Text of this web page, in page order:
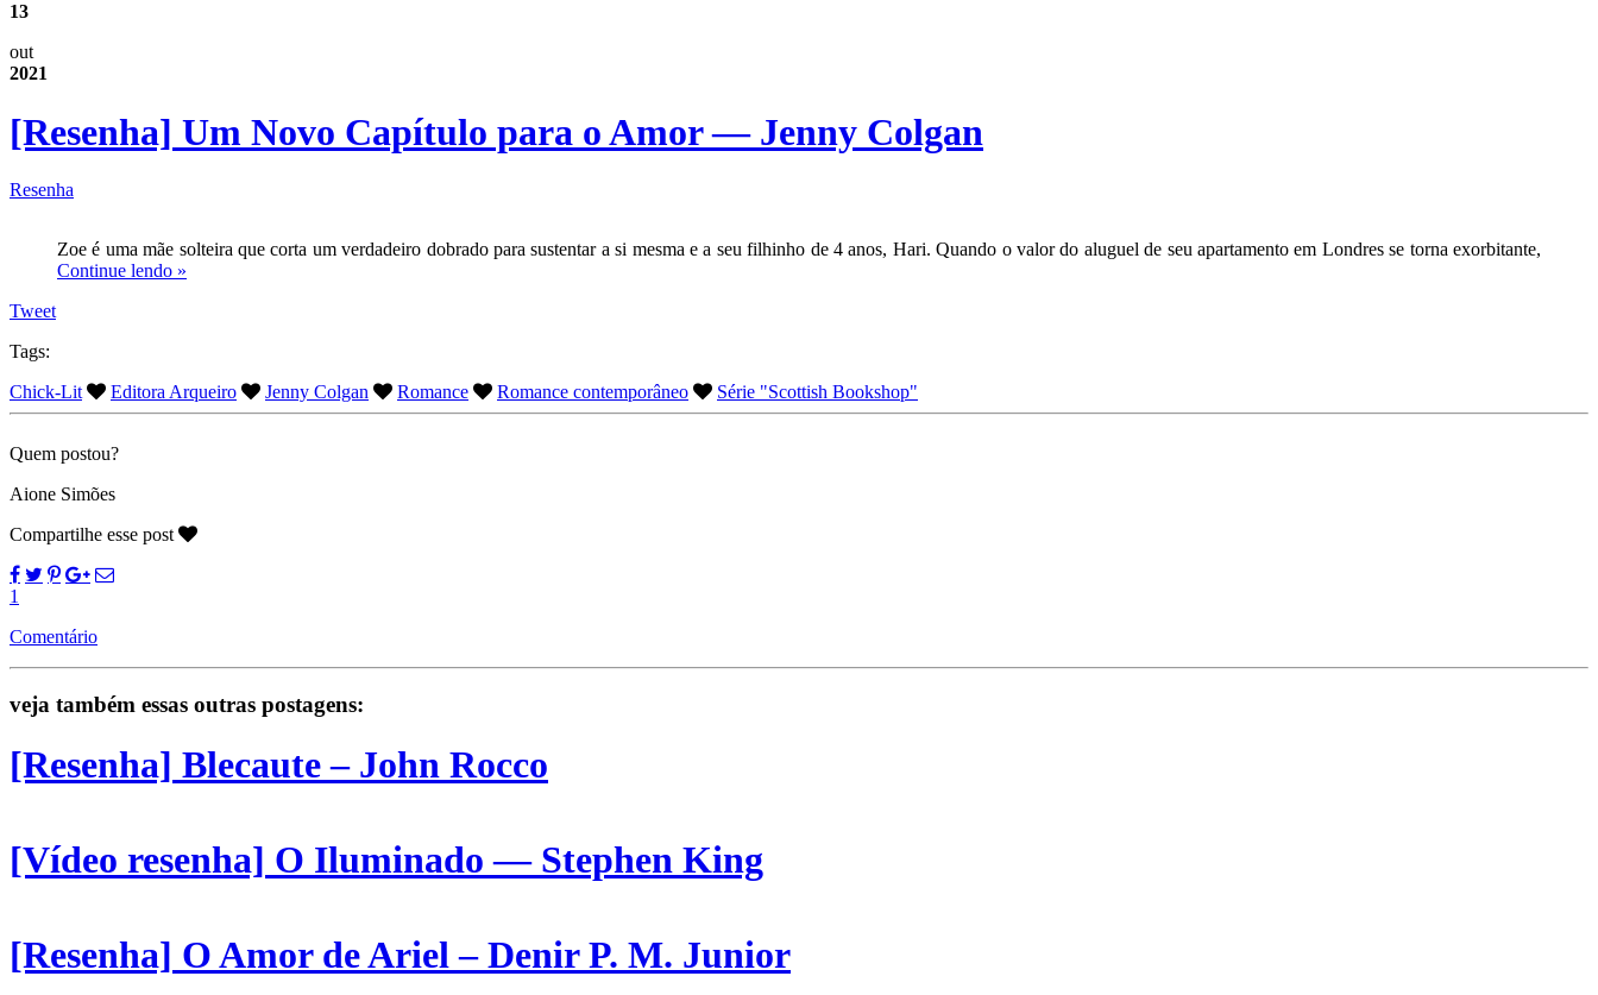
13
out
2021
[Resenha] Um Novo Capítulo para o Amor — Jenny Colgan
Resenha
Zoe é uma mãe solteira que corta um verdadeiro dobrado para sustentar a si mesma e a seu filhinho de 4 anos, Hari. Quando o valor do aluguel de seu apartamento em Londres se torna exorbitante,
Continue lendo »
Tweet
Tags:
Chick-Lit
Editora Arqueiro Jenny Colgan Romance Romance contemporâneo Série "Scottish Bookshop"
Quem postou?
Aione Simões
Compartilhe esse post
1
Comentário
veja também essas outras postagens:
[Resenha] Blecaute – John Rocco
[Vídeo resenha] O Iluminado — Stephen King
[Resenha] O Amor de Ariel – Denir P. M. Junior